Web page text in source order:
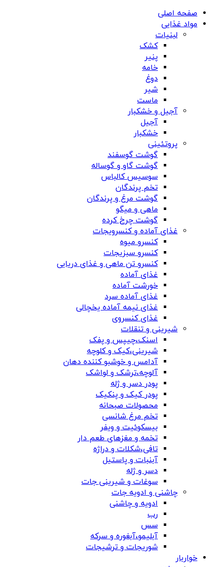
صفحه اصلی
مواد غذایی
لبنیات
کشک
پنیر
خامه
دوغ
شیر
ماست
آجیل و خشکبار
آجیل
خشکبار
پروتئینی
گوشت گوسفند
گوشت گاو و گوساله
سوسیس کالباس
تخم پرندگان
گوشت مرغ و پرندگان
ماهی و میگو
گوشت چرخ کرده
غذای آماده و کنسرویجات
کنسرو میوه
کنسرو سبزیجات
کنسرو تن ماهی و غذای دریایی
غذای آماده
خورشت آماده
غذای آماده سرد
غذای نیمه آماده یخچالی
غذای کنسروی
شیرینی و تنقلات
اسنک،چیپس و پفک
شیرینی،کیک و کلوچه
آدامس و خوشبو کننده دهان
آلوچه،ترشک و لواشک
پودر دسر و ژله
پودر کیک و پنکیک
محصولات صبحانه
تخم مرغ شانسی
بیسکوئیت و ویفر
تخمه و مغزهای طعم دار
تافی،شکلات و دراژه
آبنبات و پاستیل
دسر و ژله
سوغات و شیرینی جات
چاشنی و ادویه جات
ادویه و چاشنی
رب
سس
آبلیمو،آبغوره و سرکه
شوریجات و ترشیجات
خواربار